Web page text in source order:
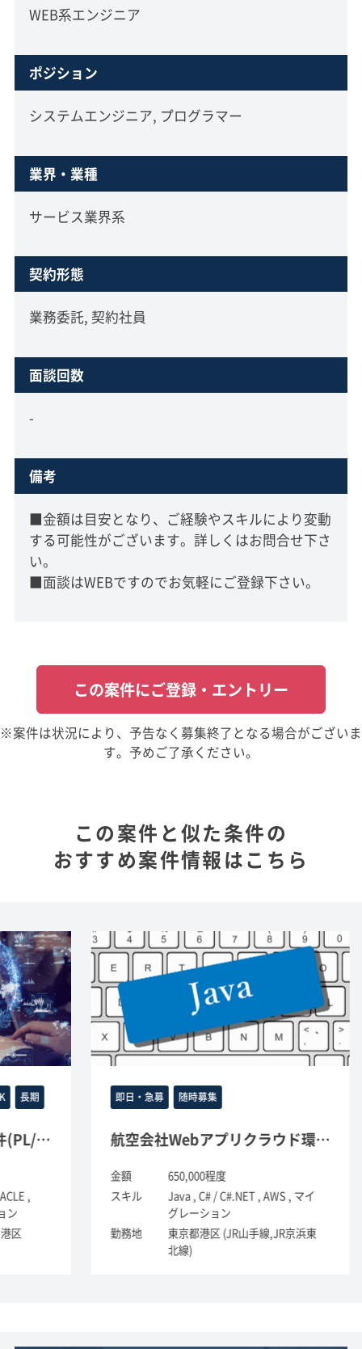
WEB系エンジニア
ポジション
システムエンジニア, プログラマー
業界・業種
サービス業界系
契約形態
業務委託, 契約社員
面談回数
-
備考
■金額は目安となり、ご経験やスキルにより変動
する可能性がございます。詳しくはお問合せ下さ
い。
■面談はWEBですのでお気軽にご登録下さい。
この案件にご登録・エントリー
※案件は状況により、予告なく募集終了となる場合がございま
す。予めご了承ください。
この案件と似た条件の
おすすめ案件情報はこちら
導入案件(PL/SQL)
即日・急募 随時募集
航空会社Webアプリクラウド環境対応案件(java)
650,000程度
Java , C# / C#.NET , AWS , マイ
グレーション
東京都港区 (JR山手線,JR京浜東